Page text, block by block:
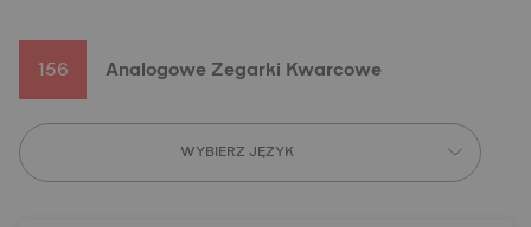
156 Analogowe Zegarki Kwarcowe
WYBIERZ JĘZYK